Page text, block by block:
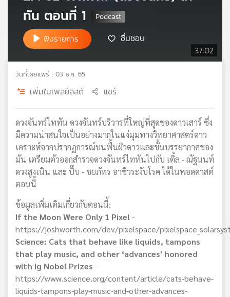
แผนที่
เครือ
ข่าย
37:02
ทัน ตอนที่ 1
ฟังรายการ ชื่นชอบ
วันที่เผยแพร่ : 03 ธ.ค. 65
เพิ่มในเพลย์ลิสต์ แชร์
ดวงจันทร์ไททัน ดวงจันทร์บริวารที่ใหญ่ที่สุดของดาวเสาร์ ซึ่ง
มีความน่าสนใจเป็นอย่างมากในแง่มุมทางวิทยาศาสตร์ดาว
เคราะห์จากปรากฏการณ์บนพื้นผิวดาวและชั้นบรรยากาศของ
มัน เตรียมตัวออกสำรวจดวงจันทร์ไททันไปกับ เติ้ล - ณัฐนนท์
ดวงสูงเนิน และ ปั๊บ - ชยภัทร อาชีวระงับโรค ได้ในพอดคาสต์
ตอนนี้
ข้อมูลเพิ่มเติมเกี่ยวกับตอนนี้:
If the Moon Were Only 1 Pixel-
https://joshworth.com/dev/pixelspace/
Science: Cats that behave like liquids, tampons
that play music, and other ‘advances' honored
with Ig Nobel Prizes -
https://www.science.org/content/article/cats-behave-
liquids-tampons-play-music-and-other-advances-